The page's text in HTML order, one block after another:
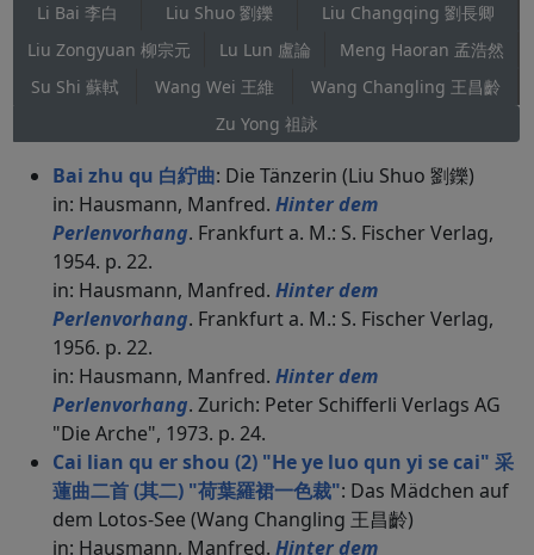
Li Bai 李白
Liu Shuo 劉鑠
Liu Changqing 劉長卿
Liu Zongyuan 柳宗元
Lu Lun 盧論
Meng Haoran 孟浩然
Su Shi 蘇軾
Wang Wei 王維
Wang Changling 王昌齡
Zu Yong 祖詠
Bai zhu qu 白紵曲: Die Tänzerin (Liu Shuo 劉鑠)
in: Hausmann, Manfred. Hinter dem
Perlenvorhang. Frankfurt a. M.: S. Fischer Verlag,
1954. p. 22.
in: Hausmann, Manfred. Hinter dem
Perlenvorhang. Frankfurt a. M.: S. Fischer Verlag,
1956. p. 22.
in: Hausmann, Manfred. Hinter dem
Perlenvorhang. Zurich: Peter Schifferli Verlags AG
"Die Arche", 1973. p. 24.
Cai lian qu er shou (2) "He ye luo qun yi se cai" 采
蓮曲二首 (其二) "荷葉羅裙一色裁": Das Mädchen auf
dem Lotos-See (Wang Changling 王昌齡)
in: Hausmann, Manfred. Hinter dem